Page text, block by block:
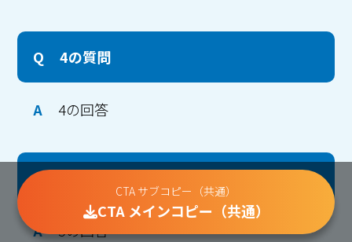
Q 4の質問
A 4の回答
Q
A 5の回答
CTA サブコピー（共通）
CTA メインコピー（共通）